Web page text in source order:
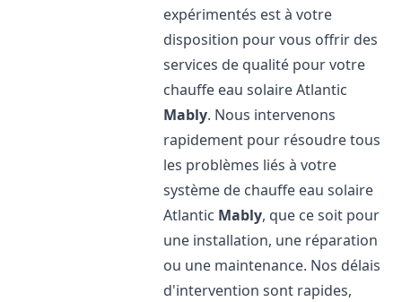
expérimentés est à votre
disposition pour vous offrir des
services de qualité pour votre
chauffe eau solaire Atlantic
Mably. Nous intervenons
rapidement pour résoudre tous
les problèmes liés à votre
système de chauffe eau solaire
Atlantic Mably, que ce soit pour
une installation, une réparation
ou une maintenance. Nos délais
d'intervention sont rapides,